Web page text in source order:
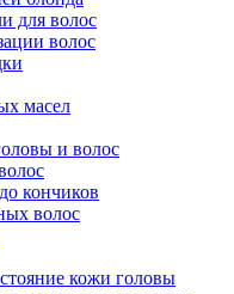
для волос
волос
масел
и волос
кончиков
волос
кожи головы